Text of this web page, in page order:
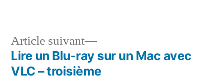
Navigation
Article suivant
Article
suivant :
Lire un Blu-ray sur un Mac avec
VLC – troisième